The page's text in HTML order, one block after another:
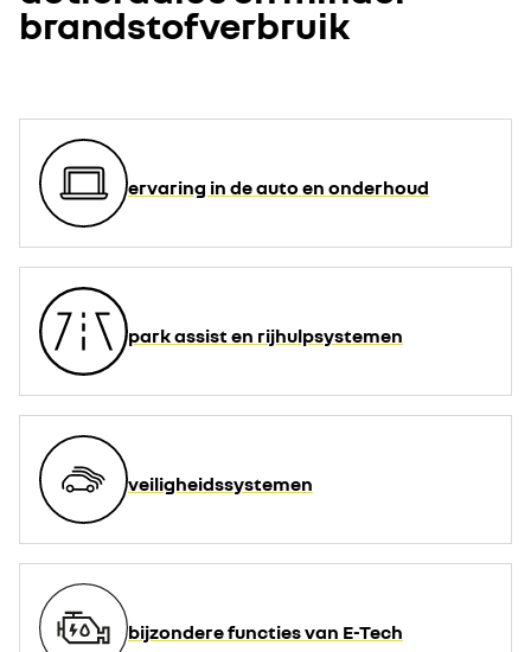
brandstofverbruik
ervaring in de auto en onderhoud
park assist en rijhulpsystemen
veiligheidssystemen
bijzondere functies van E-Tech